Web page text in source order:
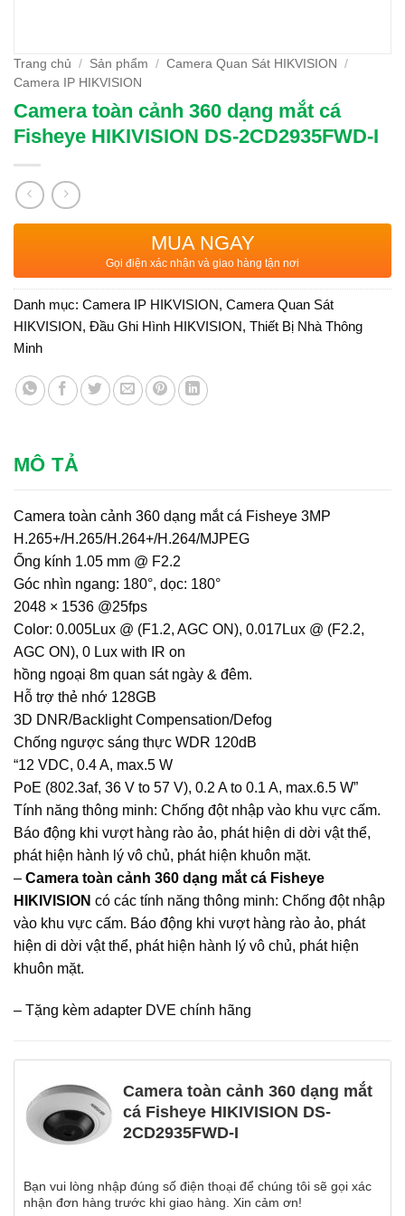
Trang chủ / Sản phẩm / Camera Quan Sát HIKVISION
/
Camera IP HIKVISION
Camera toàn cảnh 360 dạng mắt cá
Fisheye HIKIVISION DS-2CD2935FWD-I
MUA NGAY
Gọi điện xác nhận và giao hàng tận nơi
Danh mục: Camera IP HIKVISION, Camera Quan Sát
HIKVISION, Đầu Ghi Hình HIKVISION, Thiết Bị Nhà Thông
Minh
MÔ TẢ
Camera toàn cảnh 360 dạng mắt cá Fisheye 3MP
H.265+/H.265/H.264+/H.264/MJPEG
Ống kính 1.05 mm @ F2.2
Góc nhìn ngang: 180°, dọc: 180°
2048 × 1536 @25fps
Color: 0.005Lux @ (F1.2, AGC ON), 0.017Lux @ (F2.2,
AGC ON), 0 Lux with IR on
hồng ngoại 8m quan sát ngày & đêm.
Hỗ trợ thẻ nhớ 128GB
3D DNR/Backlight Compensation/Defog
Chống ngược sáng thực WDR 120dB
“12 VDC, 0.4 A, max.5 W
PoE (802.3af, 36 V to 57 V), 0.2 A to 0.1 A, max.6.5 W”
Tính năng thông minh: Chống đột nhập vào khu vực cấm.
Báo động khi vượt hàng rào ảo, phát hiện di dời vật thể,
phát hiện hành lý vô chủ, phát hiện khuôn mặt.
– Camera toàn cảnh 360 dạng mắt cá Fisheye
HIKIVISION có các tính năng thông minh: Chống đột nhập
vào khu vực cấm. Báo động khi vượt hàng rào ảo, phát
hiện di dời vật thể, phát hiện hành lý vô chủ, phát hiện
khuôn mặt.
– Tặng kèm adapter DVE chính hãng
Camera toàn cảnh 360 dạng mắt
cá Fisheye HIKIVISION DS-
2CD2935FWD-I
Bạn vui lòng nhập đúng số điện thoại để chúng tôi sẽ gọi xác
nhận đơn hàng trước khi giao hàng. Xin cảm ơn!